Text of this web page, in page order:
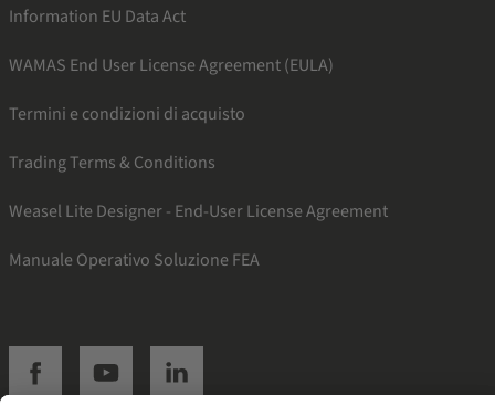
Information EU Data Act
WAMAS End User License Agreement (EULA)
Termini e condizioni di acquisto
Trading Terms & Conditions
Weasel Lite Designer - End-User License Agreement
Manuale Operativo Soluzione FEA
SSI facebookSSI youtubeSSI linkedin